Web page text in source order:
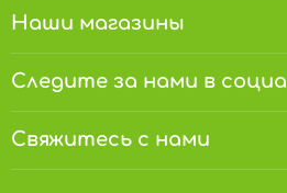
Наши магазины
Следите за нами в
Свяжитесь с нами